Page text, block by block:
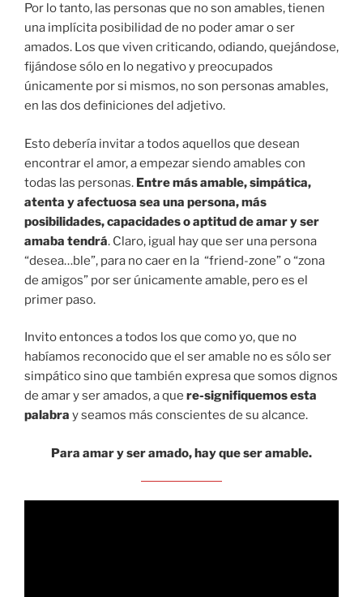
Por lo tanto, las personas que no son amables, tienen
una implícita posibilidad de no poder amar o ser
amados. Los que viven criticando, odiando, quejándose,
fijándose sólo en lo negativo y preocupados
únicamente por si mismos, no son personas amables,
en las dos definiciones del adjetivo.
Esto debería invitar a todos aquellos que desean
encontrar el amor, a empezar siendo amables con
todas las personas. Entre más amable, simpática,
atenta y afectuosa sea una persona, más
posibilidades, capacidades o aptitud de amar y ser
amaba tendrá. Claro, igual hay que ser una persona
“desea…ble”, para no caer en la “friend-zone” o “zona
de amigos” por ser únicamente amable, pero es el
primer paso.
Invito entonces a todos los que como yo, que no
habíamos reconocido que el ser amable no es sólo ser
simpático sino que también expresa que somos dignos
de amar y ser amados, a que re-signifiquemos esta
palabra y seamos más conscientes de su alcance.
Para amar y ser amado, hay que ser amable.